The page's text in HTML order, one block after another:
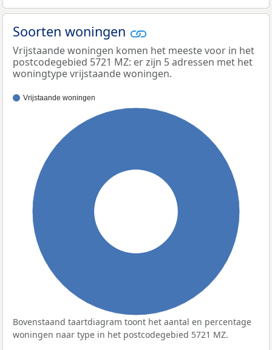
Soorten woningen
Vrijstaande woningen komen het meeste voor in het
postcodegebied 5721 MZ: er zijn 5 adressen met het
woningtype vrijstaande woningen.
Vrijstaande woningen
Bovenstaand taartdiagram toont het aantal en percentage
woningen naar type in het postcodegebied 5721 MZ.